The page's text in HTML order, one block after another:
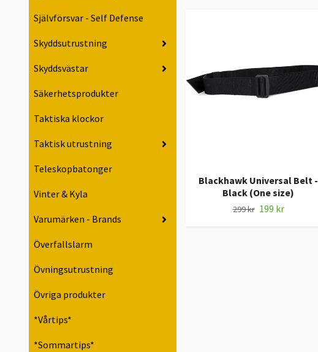
Självförsvar - Self Defense
Skyddsutrustning
Skyddsvästar
Säkerhetsprodukter
Taktiska klockor
Taktisk utrustning
Teleskopbatonger
Vinter & Kyla
Varumärken - Brands
Överfallslarm
Övningsutrustning
Övriga produkter
*Vårtips*
*Sommartips*
Blackhawk Universal Belt -
Black (One size)
299 kr 199 kr